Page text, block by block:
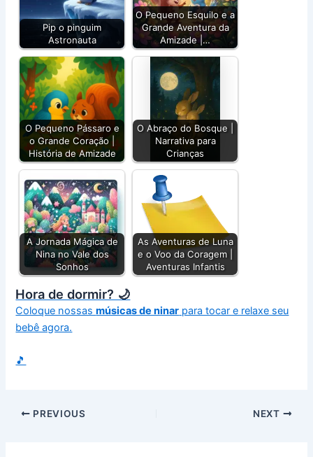
Pip o pinguim
Astronauta
O Pequeno Esquilo e a
Grande Aventura da
Amizade |…
O Pequeno Pássaro e
o Grande Coração |
História de Amizade
O Abraço do Bosque |
Narrativa para
Crianças
A Jornada Mágica de
Nina no Vale dos
Sonhos
As Aventuras de Luna
e o Voo da Coragem |
Aventuras Infantis
Hora de dormir? 🌙
Coloque nossasmúsicas de ninar para tocar e relaxe seu
bebê agora.
🎵
PREVIOUS NEXT